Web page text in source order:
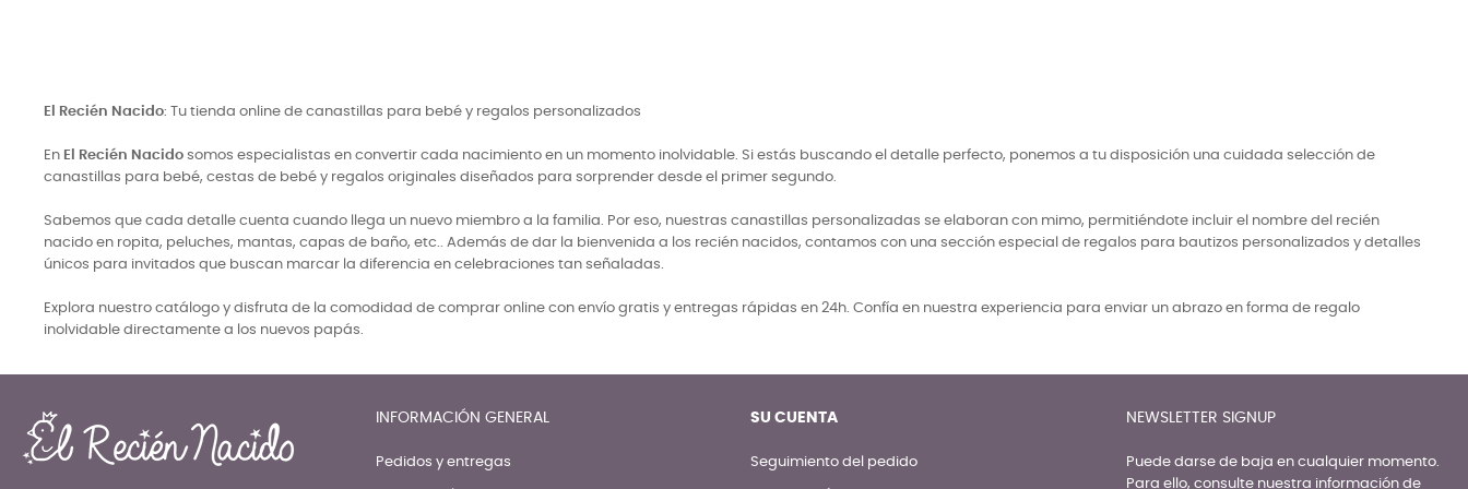
El Recién Nacido: Tu tienda online de canastillas para bebé y regalos personalizados
En El Recién Nacido somos especialistas en convertir cada nacimiento en un momento inolvidable. Si estás buscando el detalle perfecto, ponemos a tu disposición una cuidada selección de
canastillas para bebé, cestas de bebé y regalos originales diseñados para sorprender desde el primer segundo.
Sabemos que cada detalle cuenta cuando llega un nuevo miembro a la familia. Por eso, nuestras canastillas personalizadas se elaboran con mimo, permitiéndote incluir el nombre del recién
nacido en ropita, peluches, mantas, capas de baño, etc.. Además de dar la bienvenida a los recién nacidos, contamos con una sección especial de regalos para bautizos personalizados y detalles
únicos para invitados que buscan marcar la diferencia en celebraciones tan señaladas.
Explora nuestro catálogo y disfruta de la comodidad de comprar online con envío gratis y entregas rápidas en 24h. Confía en nuestra experiencia para enviar un abrazo en forma de regalo
inolvidable directamente a los nuevos papás.
INFORMACIÓN GENERAL
Pedidos y entregas
SU CUENTA
Seguimiento del pedido
NEWSLETTER SIGNUP
Puede darse de baja en cualquier momento.
Para ello, consulte nuestra información de